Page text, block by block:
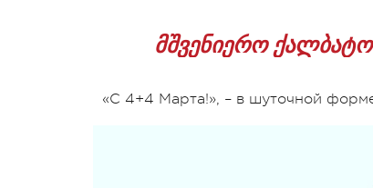
მშვენიერო
«С 4+4 Марта!», – в шуточной